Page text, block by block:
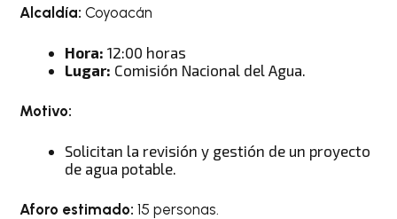
Alcaldía: Coyoacán
Hora: 12:00 horas
Lugar: Comisión Nacional del Agua.
Motivo:
Solicitan la revisión y gestión de un proyecto
de agua potable.
Aforo estimado: 15 personas.